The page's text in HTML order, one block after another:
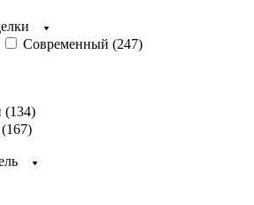
Современный (247)
(134)
167)